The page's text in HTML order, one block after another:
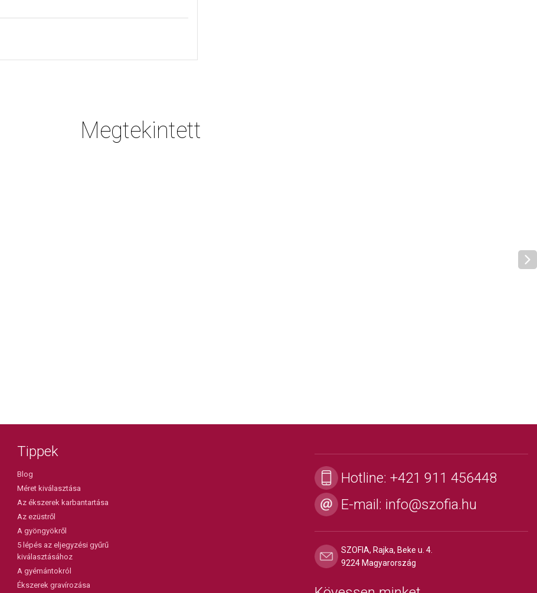
Megtekintett
Tippek
Blog
Méret kiválasztása
Az ékszerek karbantartása
Az ezüstről
A gyöngyökről
5 lépés az eljegyzési gyűrű
kiválasztásához
A gyémántokról
Ékszerek gravírozása
Hotline: +421 911 456448
E-mail: info@szofia.hu
SZOFIA, Rajka, Beke u. 4.
9224 Magyarország